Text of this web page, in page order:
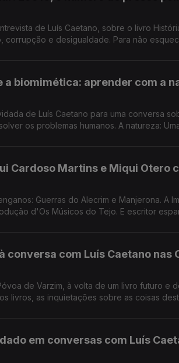
de Luís Caetano, sobre o livro
corrupção e desigualdade. Para não
a biomimética: aprender com a
de Luís Caetano para uma conversa
os problemas humanos. A natureza:
Cardoso Martins e Miqui Otero
Guerras do Alecrim e Manjerona. A
d'Os Músicos do Tejo. E escritor
conversa com Luís Caetano nas
de Varzim, à volta de um livro futuro e
livros, as inquietações sobre as coisas
em conversas com Luís